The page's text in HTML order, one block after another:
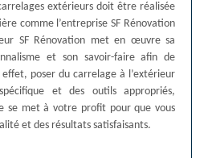
extérieurs doit être réalisée
comme l’entreprise SF Rénovation
SF Rénovation met en œuvre sa
et son savoir-faire afin de
poser du carrelage à l’extérieur
et des outils appropriés,
se met à votre profit pour que vous
et des résultats satisfaisants.